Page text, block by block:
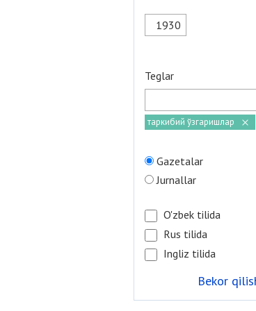
Teglar
таркибий ўзгаришлар
Gazetalar
Jurnallar
O'zbek tilida
Rus tilida
Ingliz tilida
Bekor